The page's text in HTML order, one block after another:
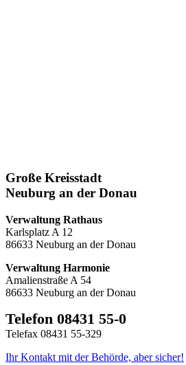
Große Kreisstadt
Neuburg an der Donau
Verwaltung Rathaus
Karlsplatz A 12
86633 Neuburg an der Donau
Verwaltung Harmonie
Amalienstraße A 54
86633 Neuburg an der Donau
Telefon 08431 55-0
Telefax 08431 55-329
Ihr Kontakt mit der Behörde, aber sicher!